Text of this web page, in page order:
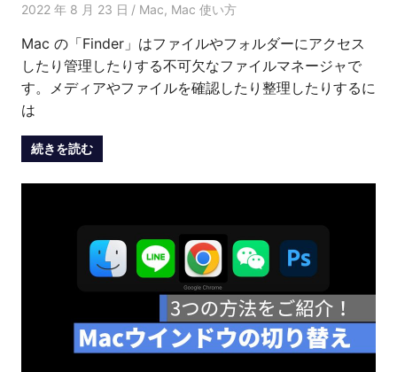
2022 年 8 月 23 日 Kenny
Mac, Mac 使い方
Mac の「Finder」はファイルやフォルダーにアクセス
したり管理したりする不可欠なファイルマネージャで
す。メディアやファイルを確認したり整理したりするに
は
続きを読む